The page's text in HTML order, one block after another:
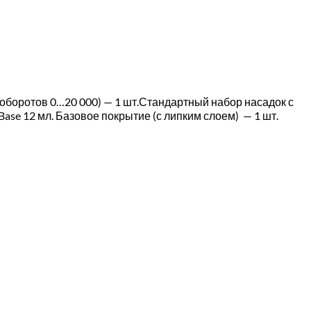
0…20 000) — 1 шт.Стандартный набор насадок с
12 мл. Базовое покрытие (с липким слоем) — 1 шт.